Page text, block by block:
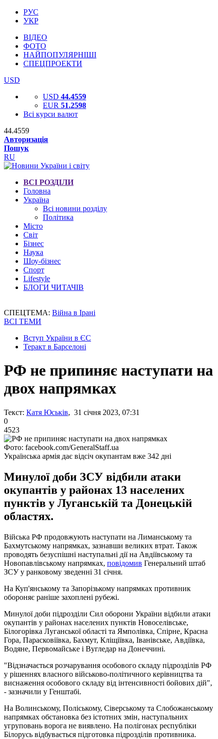
РУС
УКР
ВІДЕО
ФОТО
НАЙПОПУЛЯРНІШІ
СПЕЦПРОЕКТИ
USD
USD 44.4559
EUR 51.2598
Всі курси валют
44.4559
Авторизація
Пошук
RU
ВСІ РОЗДІЛИ
Головна
Україна
Всі новини розділу
Політика
Місто
Світ
Бізнес
Наука
Шоу-бізнес
Спорт
Lifestyle
БЛОГИ ЧИТАЧІВ
СПЕЦТЕМА: Війна в Ірані
ВСІ ТЕМИ
Вступ України в ЄС
Теракт в Барселоні
РФ не припиняє наступати на
двох напрямках
Текст: Катя Юськів, 31 січня 2023, 07:31
0
4523
Фото: facebook.com/GeneralStaff.ua
Українська армія дає відсіч окупантам вже 342 дні
Минулої доби ЗСУ відбили атаки
окупантів у районах 13 населених
пунктів у Луганській та Донецькій
областях.
Війська РФ продовжують наступати на Лиманському та
Бахмутському напрямках, зазнавши великих втрат. Також
проводять безуспішні наступальні дії на Авдіївському та
Новопавлівському напрямках, повідомив Генеральний штаб
ЗСУ у ранковому зведенні 31 січня.
На Куп'янському та Запорізькому напрямках противник
обороняє раніше захоплені рубежі.
Минулої доби підрозділи Сил оборони України відбили атаки
окупантів у районах населених пунктів Новоселівське,
Білогорівка Луганської області та Ямполівка, Спірне, Красна
Гора, Парасковіївка, Бахмут, Кліщіївка, Іванівське, Авдіївка,
Водяне, Первомайське і Вугледар на Донеччині.
"Відзначається розчарування особового складу підрозділів РФ
у рішеннях власного військово-політичного керівництва та
виснаження особового складу від інтенсивності бойових дій",
- зазначили у Генштабі.
На Волинському, Поліському, Сіверському та Слобожанському
напрямках обстановка без істотних змін, наступальних
угруповань ворога не виявлено. На полігонах республіки
Білорусь відбувається підготовка підрозділів противника.